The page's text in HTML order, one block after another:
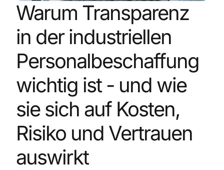
Warum Transparenz
in der industriellen
Personalbeschaffung
wichtig ist - und wie
sie sich auf Kosten,
Risiko und Vertrauen
auswirkt